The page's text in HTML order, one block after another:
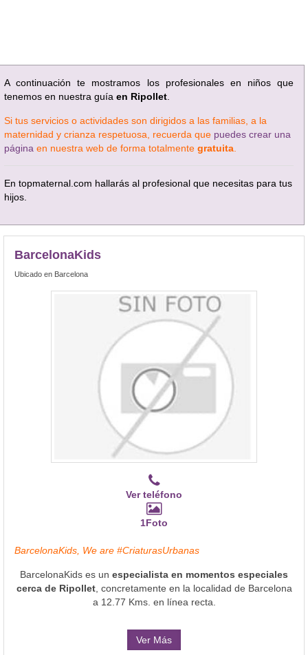
A continuación te mostramos los profesionales en niños que
tenemos en nuestra guía en Ripollet
Si tus servicios o actividades son dirigidos a las familias, a la
maternidad y crianza respetuosa, recuerda que puedes crear una
página en nuestra web de forma totalmente gratuita
En topmaternal.com hallarás al profesional que necesitas para tus
hijos.
BarcelonaKids
Ubicado en Barcelona
Ver teléfono
1Foto
BarcelonaKids, We are #CriaturasUrbanas
BarcelonaKids es un especialista en momentos especiales
cerca de Ripollet, concretamente en la localidad de Barcelona
a 12.77 Kms. en línea recta.
Ver Más